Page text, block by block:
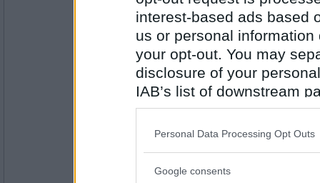
interest-based ads based
us or personal
your opt-out. You may
disclosure of your
IAB’s list of downstream
also be disclosed by us
Downstream Participants
Please note that this
Personal Data Processing Opt Outs
Google consents
Antal inlägg:
1737
sant/falskt
PUM har hål i öronen